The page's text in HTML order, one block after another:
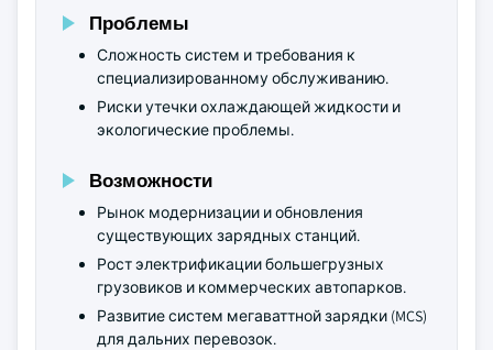
Проблемы
Сложность систем и требования к
специализированному обслуживанию.
Риски утечки охлаждающей жидкости и
экологические проблемы.
Возможности
Рынок модернизации и обновления
существующих зарядных станций.
Рост электрификации большегрузных
грузовиков и коммерческих автопарков.
Развитие систем мегаваттной зарядки (MCS)
для дальних перевозок.